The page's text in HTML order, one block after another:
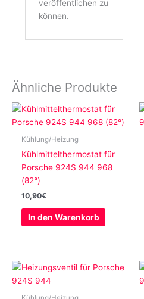
veröffentlichen zu
können.
Ähnliche Produkte
Kühlung/Heizung
Kühlmittelthermostat für
Porsche 924S 944 968
(82°)
10,90€
In den Warenkorb